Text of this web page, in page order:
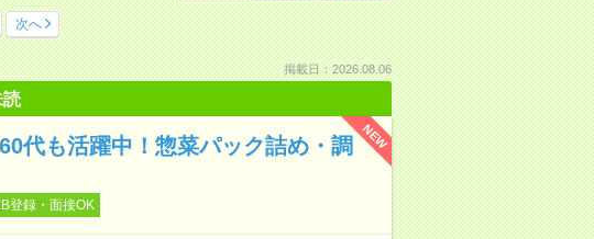
次へ
掲載日：2026.08.06
読
NEW
代も活躍中！惣菜パック詰め・調
登録・面接OK